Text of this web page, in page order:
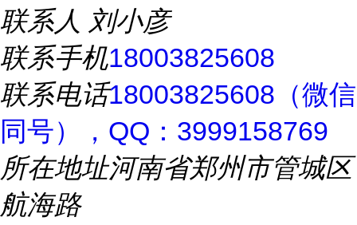
联系人 刘小彦
联系手机18003825608
联系电话18003825608（微信
同号），QQ：3999158769
所在地址河南省郑州市管城区
航海路